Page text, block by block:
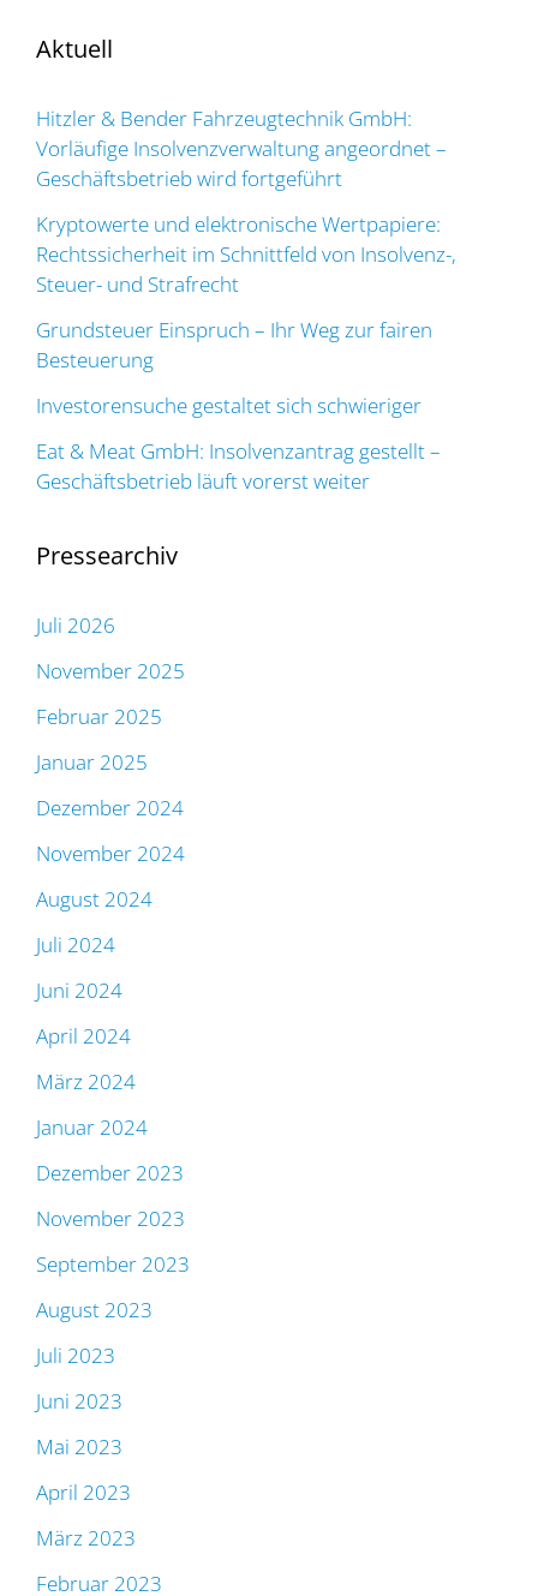
Aktuell
Hitzler & Bender Fahrzeugtechnik GmbH:
Vorläufige Insolvenzverwaltung angeordnet –
Geschäftsbetrieb wird fortgeführt
Kryptowerte und elektronische Wertpapiere:
Rechtssicherheit im Schnittfeld von Insolvenz-,
Steuer- und Strafrecht
Grundsteuer Einspruch – Ihr Weg zur fairen
Besteuerung
Investorensuche gestaltet sich schwieriger
Eat & Meat GmbH: Insolvenzantrag gestellt –
Geschäftsbetrieb läuft vorerst weiter
Pressearchiv
Juli 2026
November 2025
Februar 2025
Januar 2025
Dezember 2024
November 2024
August 2024
Juli 2024
Juni 2024
April 2024
März 2024
Januar 2024
Dezember 2023
November 2023
September 2023
August 2023
Juli 2023
Juni 2023
Mai 2023
April 2023
März 2023
Februar 2023